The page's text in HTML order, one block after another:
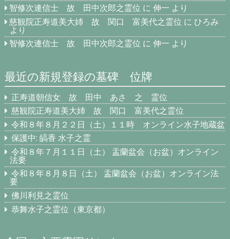
智修次連信士 故 田中次郎之霊位 に伸一 より
慈観院正寿道美大姉 故 関口 富美代之霊位 に ひろみ
より
智修次連信士 故 田中次郎之霊位 に伸一 より
最近の新規登録の墓碑 位牌
正寿道朝信女 故 田中 あさ 之 霊位
慈観院正寿道美大姉 故 関口 富美代之霊位
令和８年８月２２日（土）１１時 オンライン水子地蔵盆
保護中: 皜香 水子之霊
令和８年７月１１日（土） 盂蘭盆会（お盆）オンライン
法要
令和８年８月８日（土） 盂蘭盆会（お盆）オンライン法
要
佛川利見之霊位
恭舞水子之霊位（東京都）